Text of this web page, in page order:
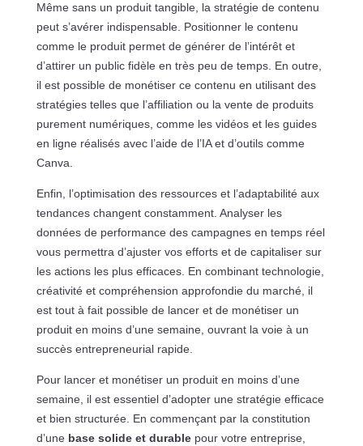
Même sans un produit tangible, la stratégie de contenu
peut s’avérer indispensable. Positionner le contenu
comme le produit permet de générer de l’intérêt et
d’attirer un public fidèle en très peu de temps. En outre,
il est possible de monétiser ce contenu en utilisant des
stratégies telles que l’affiliation ou la vente de produits
purement numériques, comme les vidéos et les guides
en ligne réalisés avec l’aide de l’IA et d’outils comme
Canva.
Enfin, l’optimisation des ressources et l’adaptabilité aux
tendances changent constamment. Analyser les
données de performance des campagnes en temps réel
vous permettra d’ajuster vos efforts et de capitaliser sur
les actions les plus efficaces. En combinant technologie,
créativité et compréhension approfondie du marché, il
est tout à fait possible de lancer et de monétiser un
produit en moins d’une semaine, ouvrant la voie à un
succès entrepreneurial rapide.
Pour lancer et monétiser un produit en moins d’une
semaine, il est essentiel d’adopter une stratégie efficace
et bien structurée. En commençant par la constitution
d’une base solide et durablepour votre entreprise,